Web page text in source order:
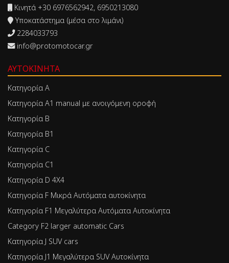
Κινητά +30 6976562942, 6950213080
Υποκατάστημα (μέσα στο λιμάνι)
2284033793
info@protomotocar.gr
ΑΥΤΟΚΊΝΗΤΑ
Κατηγορία Α
Κατηγορία Α1 manual με ανοιγόμενη οροφή
Κατηγορία Β
Κατηγορία Β1
Κατηγορία C
Κατηγορία C1
Κατηγορία D 4X4
Κατηγορία F Μικρά Αυτόματα αυτοκίνητα
Κατηγορία F1 Μεγαλύτερα Αυτόματα Αυτοκίνητα
Category F2 larger automatic Cars
Κατηγορία J SUV cars
Κατηγορία J1 Μεγαλύτερα SUV Αυτοκίνητα